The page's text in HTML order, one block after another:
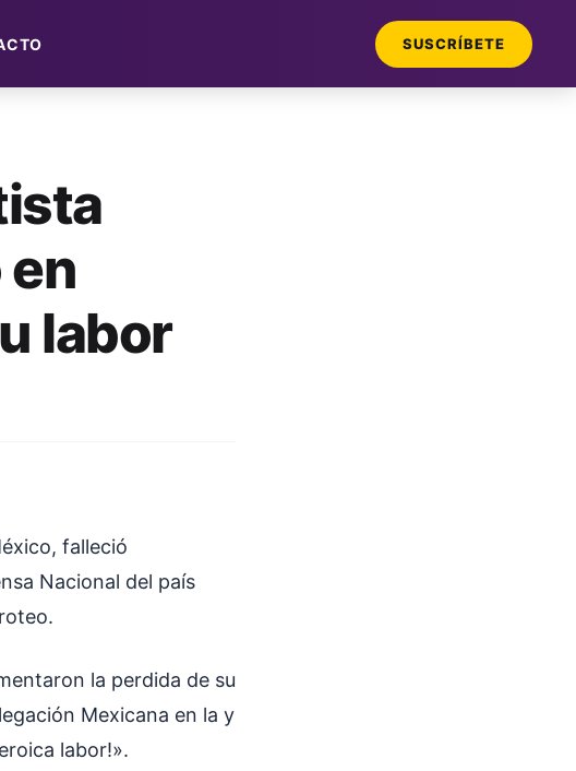
SUSCRÍBETE
labor
falleció
Nacional del país
la perdida de su
Mexicana en la y
labor!».